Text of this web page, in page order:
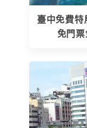
臺中免費特
免門